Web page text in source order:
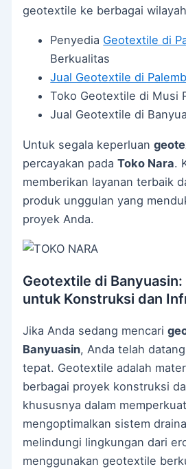
geotextile ke berbagai
Penyedia Geotextile di
Berkualitas
Jual Geotextile di
Toko Geotextile di Musi
Jual Geotextile di
Untuk segala keperluan
percayakan padaToko Nara.
memberikan layanan terbaik
produk unggulan yang
proyek Anda.
Geotextile di
untuk Konstruksi dan
Jika Anda sedang mencari
Banyuasin, Anda telah
tepat. Geotextile adalah
berbagai proyek konstruksi
khususnya dalam
mengoptimalkan sistem
melindungi lingkungan dari
menggunakan geotextile